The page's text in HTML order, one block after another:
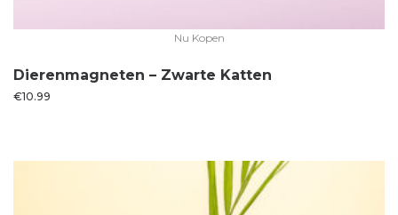
Nu Kopen
Dierenmagneten – Zwarte Katten
€10.99